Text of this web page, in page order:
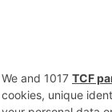
mensajes
material
del